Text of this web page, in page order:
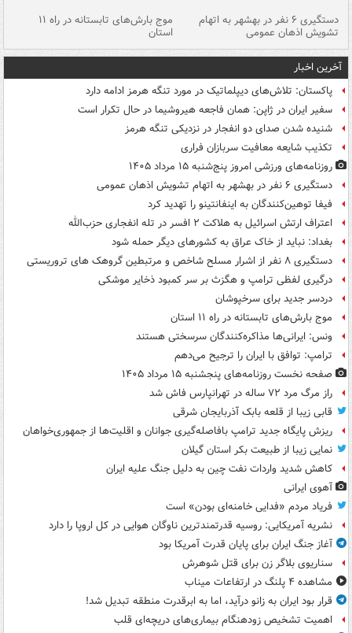
دستگیری ۶ نفر در بهشهر به اتهام
تشویش اذهان عمومی
موج بارش‌های تابستانه در راه ۱۱
استان
آخرین اخبار
پاکستان: تلاش‌های دیپلماتیک در مورد تنگه هرمز ادامه دارد
سفیر ایران در ژاپن: همان فاجعه هیروشیما در حال تکرار است
شنیده شدن صدای دو انفجار در نزدیکی تنگه هرمز
تکذیب شایعه معافیت سربازان فراری
روزنامه‌های ورزشی امروز پنج‌شنبه ۱۵ مرداد ۱۴۰۵
دستگیری ۶ نفر در بهشهر به اتهام تشویش اذهان عمومی
فیفا توهین‌کنندگان به اینفانتینو را تهدید کرد
اعتراف ارتش اسرائیل به هلاکت ۲ افسر در تله انفجاری حزب‌الله
بغداد: نباید از خاک عراق به کشورهای دیگر حمله شود
دستگیری ۸ نفر از اشرار مسلح شاخص و مرتبطین گروهک های تروریستی
درگیری لفظی ترامپ و هگزث بر سر کمبود ذخایر موشکی
دردسر جدید برای سرخپوشان
موج بارش‌های تابستانه در راه ۱۱ استان
ونس: ایرانی‌ها مذاکره‌کنندگان سرسختی هستند
ترامپ: توافق با ایران را ترجیح می‌دهم
صفحه نخست روزنامه‌های پنجشنبه ۱۵ مرداد ۱۴۰۵
راز مرگ مرد ۷۲ ساله در تهرانپارس فاش شد
قابی زیبا از قلعه بابک آذربایجان شرقی
ریزش پایگاه جدید ترامپ بافاصله‌گیری جوانان و اقلیت‌ها از جمهوری‌خواهان
نمایی زیبا از طبیعت بکر استان گیلان
کاهش شدید واردات نفت چین به دلیل جنگ علیه ایران
آهوی ایرانی
فریاد مردم «فدایی خامنه‌ای بودن» است
نشریه آمریکایی: روسیه قدرتمندترین ناوگان هوایی در کل اروپا را دارد
آغاز جنگ ایران برای پایان قدرت آمریکا بود
سناریوی بلاگر زن برای قتل شوهرش
مشاهده ۴ پلنگ در ارتفاعات میناب
قرار بود ایران به زانو درآید، اما به ابرقدرت منطقه تبدیل شد!
اهمیت تشخیص زودهنگام بیماری‌های دریچه‌ای قلب